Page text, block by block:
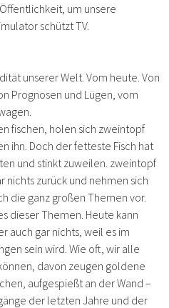
um unsere
schützt TV.
unserer Welt. Vom heute. Von
Prognosen und Lügen, vom
fischen, holen sich zweintopf
ihn. Doch der fetteste Fisch hat
und stinkt zuweilen. zweintopf
zurück und nehmen sich
die ganz großen Themen vor.
dieser Themen. Heute kann
auch gar nichts, weil es im
sein wird. Wie oft, wir alle
davon zeugen goldene
aufgespießt an der Wand –
der letzten Jahre und der